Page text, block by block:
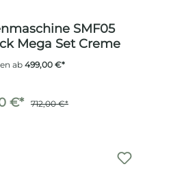
SMF05
Mega Set Creme
ab499,00 €*
€* 712,00 €*